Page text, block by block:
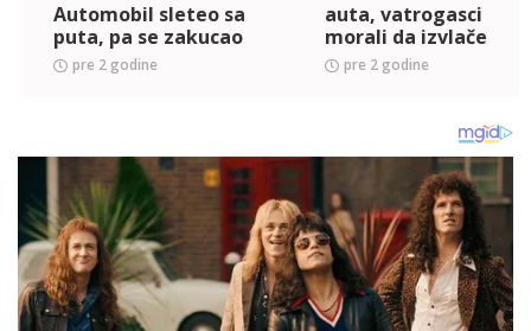
Automobil sleteo sa
puta, pa se zakucao
u drvo - vatrogasci
na terenu
pre 2 godine
auta, vatrogasci
morali da izvlače
vozača
pre 2 godine